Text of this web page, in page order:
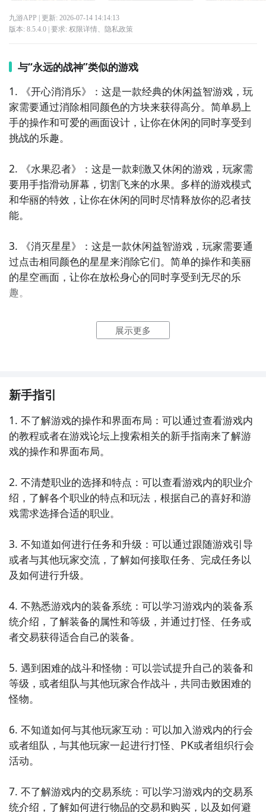
九游APP | 更新: 2026-07-14 14:14:13
版本: 8.5.4.0| 要求: 权限详情、 隐私政策
与“永远的战神”类似的游戏
1. 《开心消消乐》：这是一款经典的休闲益智游戏，玩
家需要通过消除相同颜色的方块来获得高分。简单易上
手的操作和可爱的画面设计，让你在休闲的同时享受到
挑战的乐趣。
2. 《水果忍者》：这是一款刺激又休闲的游戏，玩家需
要用手指滑动屏幕，切割飞来的水果。多样的游戏模式
和华丽的特效，让你在休闲的同时尽情释放你的忍者技
能。
3. 《消灭星星》：这是一款休闲益智游戏，玩家需要通
过点击相同颜色的星星来消除它们。简单的操作和美丽
的星空画面，让你在放松身心的同时享受到无尽的乐
趣。
4. 《连连看》：这是一款经典的休闲益智游戏，玩家需
要找出相同的配对图案并连接起来消除。丰富的关卡设
5. 《2048》：这是一款简单但很有趣的休闲益智游戏，
玩家需要通过合并相同数字的方块，最终得到数字
2048。简洁的界面和简单的规则，让你在休闲的同时锻
炼自己的逻辑思维能力。
6. 《剪绳子》：这是一款休闲益智游戏，玩家需要通过
剪断绳子，让物体掉落到指定的位置。丰富的关卡设计
和有趣的物理效果，让你在休闲的同时享受到解谜的乐
7. 《消消乐2》：这是一款休闲益智游戏的续作，玩家
需要通过消除方块来获得高分。与前作相比，新增了更
8. 《魔方》：这是一款经典的休闲益智游戏，玩家需要
通过转动立方体的面，使得每个面上的颜色都一致。简
自己的空间思维能力。
9. 《拼图游戏》：这是一款休闲益智游戏，玩家需要将
择，让你在休闲的同时欣赏到美丽的图像。
10. 《猜字谜》：这是一款有趣的休闲益智游戏，玩家
的关卡，让你在休闲的同时锻炼自己的词汇能力。
展示更多
新手指引
1. 不了解游戏的操作和界面布局：可以通过查看游戏内
的教程或者在游戏论坛上搜索相关的新手指南来了解游
戏的操作和界面布局。
2. 不清楚职业的选择和特点：可以查看游戏内的职业介
绍，了解各个职业的特点和玩法，根据自己的喜好和游
戏需求选择合适的职业。
3. 不知道如何进行任务和升级：可以通过跟随游戏引导
或者与其他玩家交流，了解如何接取任务、完成任务以
及如何进行升级。
4. 不熟悉游戏内的装备系统：可以学习游戏内的装备系
统介绍，了解装备的属性和等级，并通过打怪、任务或
者交易获得适合自己的装备。
5. 遇到困难的战斗和怪物：可以尝试提升自己的装备和
等级，或者组队与其他玩家合作战斗，共同击败困难的
怪物。
6. 不知道如何与其他玩家互动：可以加入游戏内的行会
或者组队，与其他玩家一起进行打怪、PK或者组织行会
活动。
7. 不了解游戏内的交易系统：可以学习游戏内的交易系
统介绍，了解如何进行物品的交易和购买，以及如何避